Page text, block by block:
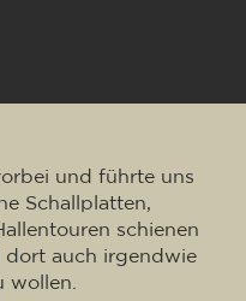
und führte uns
Schallplatten,
schienen
dort auch irgendwie
wollen.